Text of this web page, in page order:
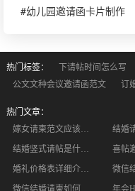
#幼儿园邀请函卡片制作
热门标签： 下请帖时间怎么写
公文文种会议邀请函范文
订
热门文章：
嫁女请柬范文应该怎么写？嫁女请柬的书写格式有哪些？
结婚竖式请帖是什么样子的，请帖内容应该写什么
婚礼价格表详细介绍 婚礼价格包含哪些方面
微信结婚请柬如何写?电子请柬要表现哪些内容?